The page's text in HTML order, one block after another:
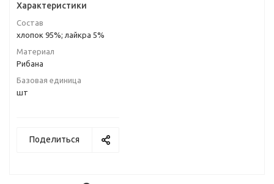
Характеристики
Состав
хлопок 95%; лайкра 5%
Материал
Рибана
Базовая единица
шт
Поделиться